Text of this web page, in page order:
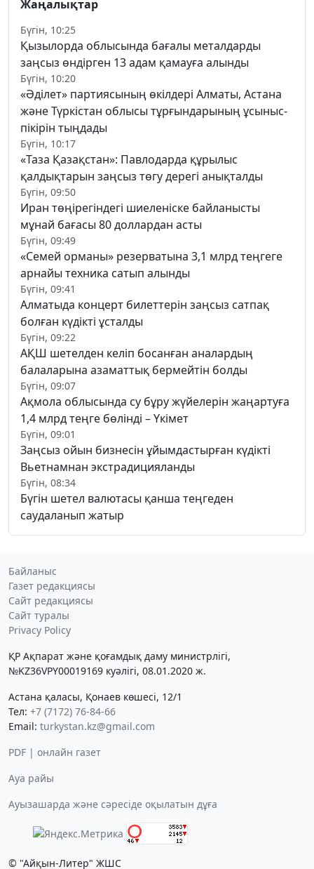
Жаңалықтар
Бүгін, 10:25
Қызылорда облысында бағалы металдарды
заңсыз өндірген 13 адам қамауға алынды
Бүгін, 10:20
«Әділет» партиясының өкілдері Алматы, Астана
және Түркістан облысы тұрғындарының ұсыныс-
пікірін тыңдады
Бүгін, 10:17
«Таза Қазақстан»: Павлодарда құрылыс
қалдықтарын заңсыз төгу дерегі анықталды
Бүгін, 09:50
Иран төңірегіндегі шиеленіске байланысты
мұнай бағасы 80 доллардан асты
Бүгін, 09:49
«Семей орманы» резерватына 3,1 млрд теңгеге
арнайы техника сатып алынды
Бүгін, 09:41
Алматыда концерт билеттерін заңсыз сатпақ
болған күдікті ұсталды
Бүгін, 09:22
АҚШ шетелден келіп босанған аналардың
балаларына азаматтық бермейтін болды
Бүгін, 09:07
Ақмола облысында су бұру жүйелерін жаңартуға
1,4 млрд теңге бөлінді – Үкімет
Бүгін, 09:01
Заңсыз ойын бизнесін ұйымдастырған күдікті
Вьетнамнан экстрадицияланды
Бүгін, 08:34
Бүгін шетел валютасы қанша теңгеден
саудаланып жатыр
Байланыс
Газет редакциясы
Сайт редакциясы
Сайт туралы
Privacy Policy
ҚР Ақпарат және қоғамдық даму министрлігі,
№KZ36VPY00019169 куәлігі, 08.01.2020 ж.
Астана қаласы, Қонаев көшесі, 12/1
Тел: +7 (7172) 76-84-66
Email: turkystan.kz@gmail.com
PDF | онлайн газет
Ауа райы
Ауызашарда және сәресіде оқылатын дұға
© "Айқын-Литер" ЖШС